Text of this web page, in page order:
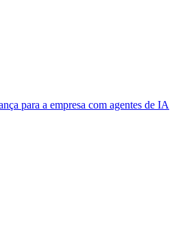
para a empresa com agentes de IA